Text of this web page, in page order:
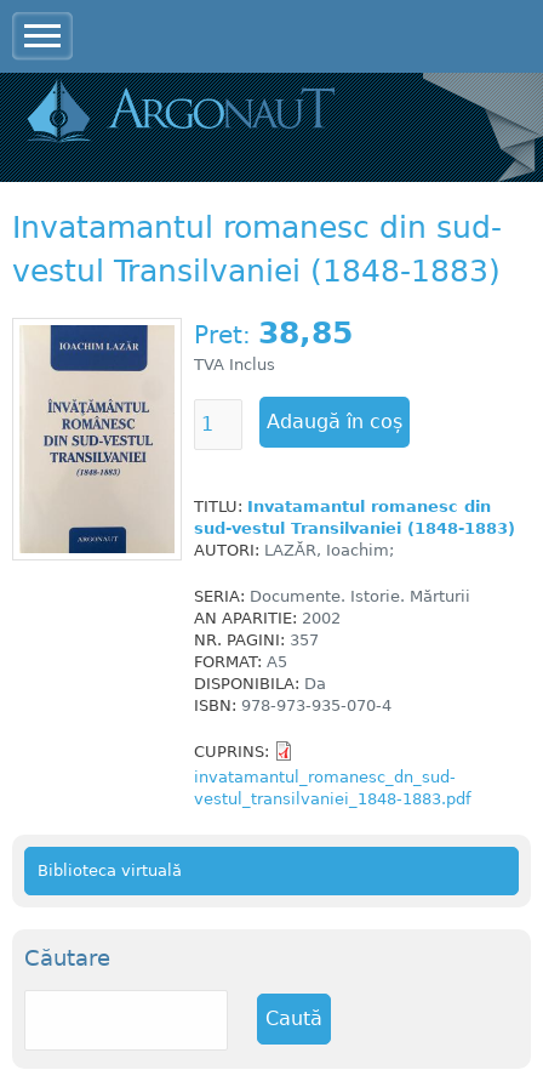
Invatamantul romanesc din sud-
vestul Transilvaniei (1848-1883)
Pret: 38,85
TVA Inclus
TITLU: Invatamantul romanesc din
sud-vestul Transilvaniei (1848-1883)
AUTORI: LAZĂR, Ioachim;
SERIA: Documente. Istorie. Mărturii
AN APARITIE: 2002
NR. PAGINI: 357
FORMAT: A5
DISPONIBILA: Da
ISBN: 978-973-935-070-4
CUPRINS:
invatamantul_romanesc_dn_sud-
vestul_transilvaniei_1848-1883.pdf
Biblioteca virtuală
Căutare
C